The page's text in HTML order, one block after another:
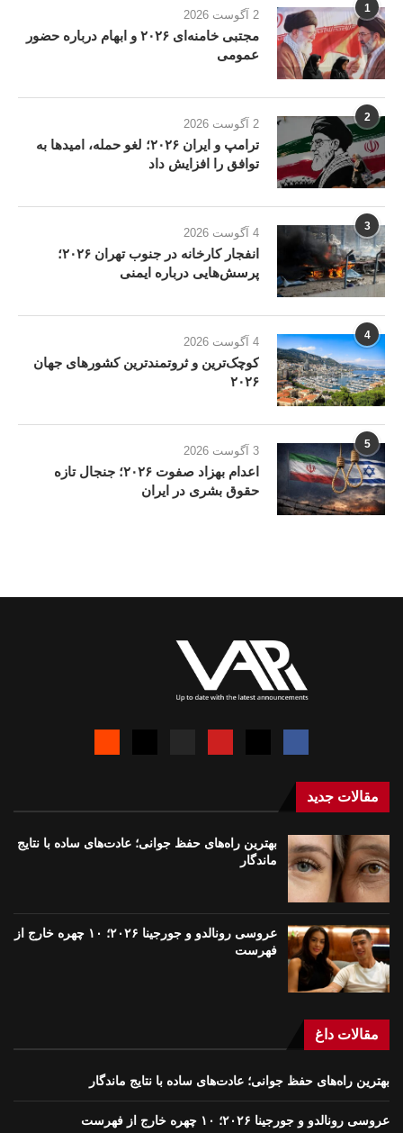
1 2 آگوست 2026
مجتبی خامنه‌ای ۲۰۲۶ و ابهام درباره حضور
عمومی
2 2 آگوست 2026
ترامپ و ایران ۲۰۲۶؛ لغو حمله، امیدها به
توافق را افزایش داد
3 4 آگوست 2026
انفجار کارخانه در جنوب تهران ۲۰۲۶؛
پرسش‌هایی درباره ایمنی
4 4 آگوست 2026
کوچک‌ترین و ثروتمندترین کشورهای جهان
۲۰۲۶
5 3 آگوست 2026
اعدام بهزاد صفوت ۲۰۲۶؛ جنجال تازه
حقوق بشری در ایران
مقالات جدید
بهترین راه‌های حفظ جوانی؛ عادت‌های ساده با نتایج
ماندگار
عروسی رونالدو و جورجینا ۲۰۲۶؛ ۱۰ چهره خارج از
فهرست
مقالات داغ
بهترین راه‌های حفظ جوانی؛ عادت‌های ساده با نتایج ماندگار
عروسی رونالدو و جورجینا ۲۰۲۶؛ ۱۰ چهره خارج از فهرست